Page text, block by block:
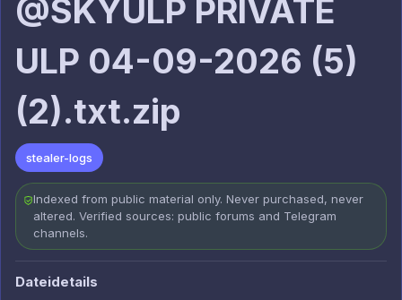
@SKYULP PRIVATE
ULP 04-09-2026 (5)
(2).txt.zip
stealer-logs
Indexed from public material only. Never purchased, never
altered. Verified sources: public forums and Telegram
channels.
Dateidetails